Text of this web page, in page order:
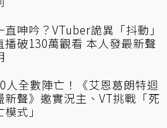
直呻吟？VTuber詭異「抖動」
播破130萬觀看 本人發最新聲
人全數陣亡！《艾恩葛朗特迴
新聲》邀實況主、VT挑戰「死
模式」